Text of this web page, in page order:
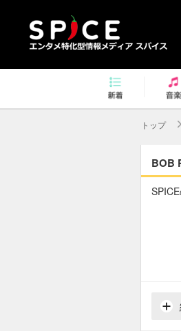
トップ
BOB